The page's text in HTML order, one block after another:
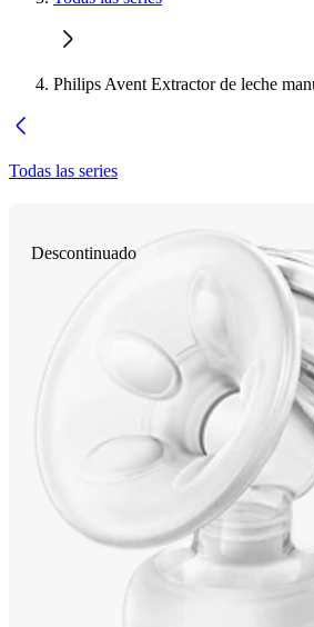
Philips Avent Extractor de leche
Todas las series
Descontinuado